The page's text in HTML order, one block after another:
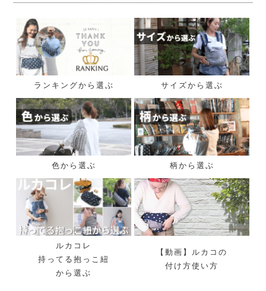
ランキングから選ぶ サイズから選ぶ
色から選ぶ 柄から選ぶ
ルカコレ
持ってる抱っこ紐
から選ぶ
【動画】ルカコの
付け方使い方